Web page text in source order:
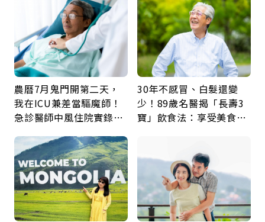
農曆7月鬼門開第二天，
我在ICU兼差當驅魔師！
急診醫師中風住院實錄：
30年不感冒、白髮還變
少！89歲名醫揭「長壽3
寶」飲食法：享受美食不